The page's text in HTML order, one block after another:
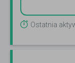
Ostatnia